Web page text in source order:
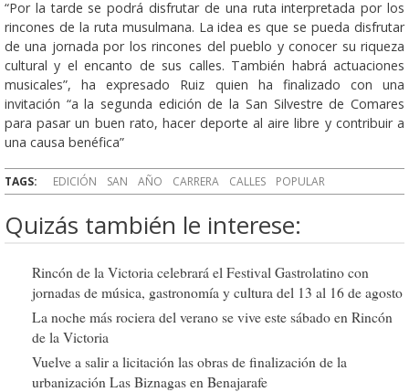
“Por la tarde se podrá disfrutar de una ruta interpretada por los
rincones de la ruta musulmana. La idea es que se pueda disfrutar
de una jornada por los rincones del pueblo y conocer su riqueza
cultural y el encanto de sus calles. También habrá actuaciones
musicales”, ha expresado Ruiz quien ha finalizado con una
invitación “a la segunda edición de la San Silvestre de Comares
para pasar un buen rato, hacer deporte al aire libre y contribuir a
una causa benéfica”
TAGS: EDICIÓN SAN AÑO CARRERA CALLES POPULAR
Quizás también le interese:
Rincón de la Victoria celebrará el Festival Gastrolatino con
jornadas de música, gastronomía y cultura del 13 al 16 de agosto
La noche más rociera del verano se vive este sábado en Rincón
de la Victoria
Vuelve a salir a licitación las obras de finalización de la
urbanización Las Biznagas en Benajarafe